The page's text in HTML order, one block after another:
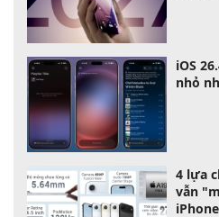
iOS
nhỏ
4 lựa
vẫn